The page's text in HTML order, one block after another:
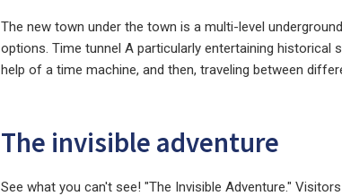
The new town under the town is a multi-level
options. Time tunnel A particularly entertaining historical
help of a time machine, and then, traveling between
The invisible adventure
See what you can't see! "The Invisible Adventure."